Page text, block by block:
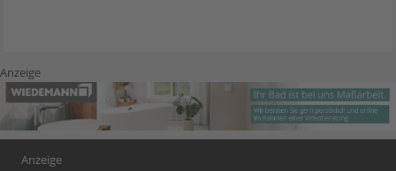
Anzeige
Anzeige